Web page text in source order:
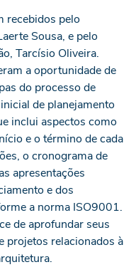
recebidos pelo
Sousa, e pelo
Tarcísio Oliveira.
a oportunidade de
do processo de
de planejamento
inclui aspectos como
e o término de cada
o cronograma de
apresentações
e dos
a norma ISO9001.
de aprofundar seus
projetos relacionados à